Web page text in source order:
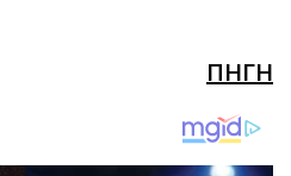
ΠΗΓΗ